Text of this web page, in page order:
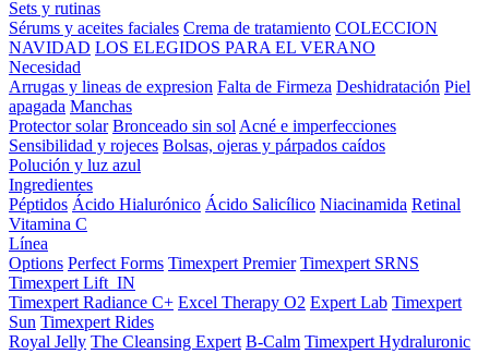
Sets y rutinas
Sérums y aceites faciales Crema de tratamiento COLECCION
NAVIDAD LOS ELEGIDOS PARA EL VERANO
Necesidad
Arrugas y lineas de expresion Falta de Firmeza Deshidratación Piel
apagada Manchas
Protector solar Bronceado sin sol Acné e imperfecciones
Sensibilidad y rojeces Bolsas, ojeras y párpados caídos
Polución y luz azul
Ingredientes
Péptidos Ácido Hialurónico Ácido Salicílico Niacinamida Retinal
Vitamina C
Línea
Options Perfect Forms Timexpert Premier Timexpert SRNS
Timexpert Lift_IN
Timexpert Radiance C+ Excel Therapy O2 Expert Lab Timexpert
Sun Timexpert Rides
Royal Jelly The Cleansing Expert B-Calm Timexpert Hydraluronic